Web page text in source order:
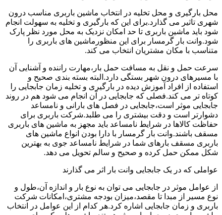
محل بارگیری و محل تخلیه در انتخاب ماشین باربری مناسب درون
شهری تاثیر می گذارد.برای این که بارگیری و تخلیه به سهولت انجام
شود باید ماشین باربری تا حد امکان نزدیک به محل مورد نظر پارک
شود.وانت بار گرمسار برای این منظورماشین های باربری را
متناسب با مکان مشتریان انتخاب می کند.
سرعت حمل و نقل به مسافت حمل بار،مهارت راننده و آشنایی آن
با مسیرهای درون شهر بستگی دارد.البته بسته بندی صحیح و
استفاده از افراد آموزش دیده در بارگیری و تخلیه زمان جابجایی را
کوتاه تر می کند.فصلی که جابجایی در آن انجام می شود هم در روند
جابجایی موثر است،جابجایی در فصل های بارانی و نامساعد
دشوارتر است و دقت بیشتری را می طلبد.شرکت باربری برای
حفاظت کالاها در شرایط نامساعد باید مجهز به ماشین های باربری
مسقف باشند.وانت بار گرمسار با دارا بودن انواع ماشین های
باربری مسقف بارهای شما در شرایط نامساعد جوی به بهترین
شکل ممکن حمل کرده و صحیح و سالم تحویل می دهد.
عواملی که در یک جابجایی وانت بار اثر می گذارند
از عوامل موثر در جابجایی می توان به نوع بار و اندازه آن،طول و
نوع مسیر از مبدا تا مقصد،میزان بودجه مشتری،امکانات شرکت
باربری و زمان جابجایی اشاره کرد.هر کدام از این عوامل در انتخاب